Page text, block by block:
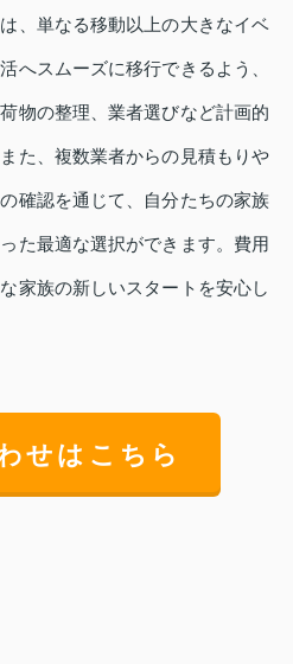
、単なる移動以上の大きなイベ
へスムーズに移行できるよう、
物の整理、業者選びなど計画的
た、複数業者からの見積もりや
確認を通じて、自分たちの家族
た最適な選択ができます。費用
家族の新しいスタートを安心し
せはこちら